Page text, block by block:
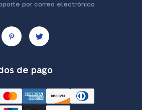
por correo electrónico
de pago